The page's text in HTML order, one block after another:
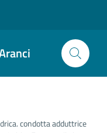
condotta adduttrice